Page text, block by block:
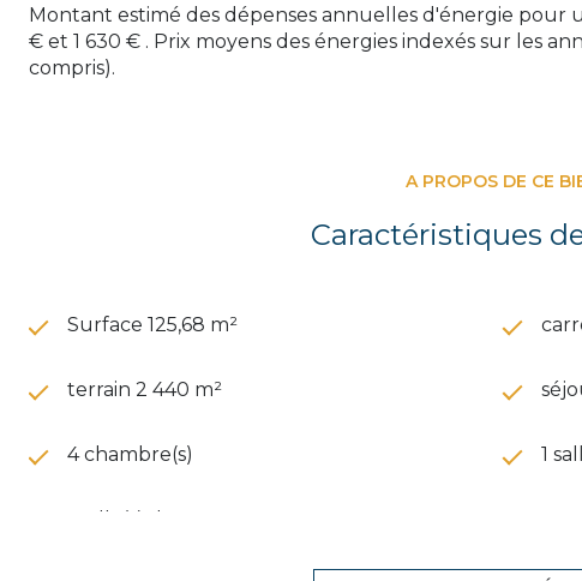
Montant estimé des dépenses annuelles d'énergie pour
€ et 1 630 € . Prix moyens des énergies indexés sur les
compris).
A PROPOS DE CE
Caractéristiques
Surface 125,68 m²
terrain 2 440 m²
4 chambre(s) 1
1 salle(s) d'eau